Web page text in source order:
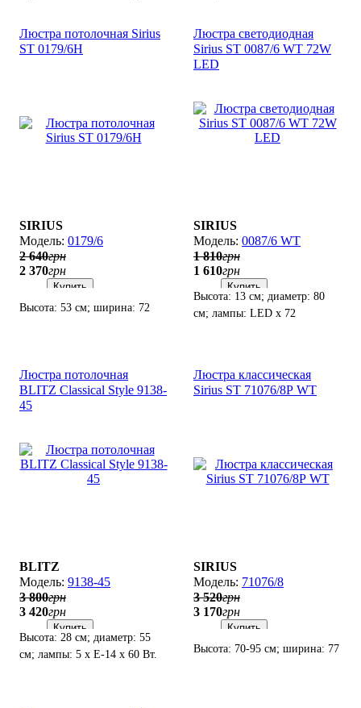
Люстра потолочная Sirius
ST 0179/6Н
SIRIUS
0179/6
2 640грн
2 370грн
Купить
Высота: 53 см; ширина: 72
Люстра светодиодная
Sirius ST 0087/6 WT 72W
LED
SIRIUS
0087/6 WT
1 810грн
1 610грн
Купить
Высота: 13 см; диаметр: 80
см; лампы: LED х 72
Люстра потолочная
BLITZ Classical Style 9138-
45
BLITZ
9138-45
3 800грн
3 420грн
Купить
Высота: 28 см; диаметр: 55
см; лампы: 5 х Е-14 х 60 Вт.
Люстра классическая
Sirius SТ 71076/8Р WT
SIRIUS
71076/8
3 520грн
3 170грн
Купить
Высота: 70-95 см; ширина: 77